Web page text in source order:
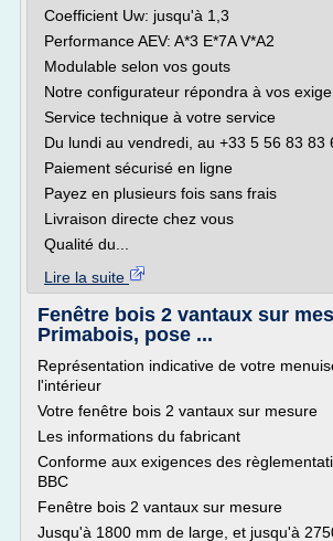
Coefficient Uw: jusqu'à 1,3
Performance AEV: A*3 E*7A V*A2
Modulable selon vos gouts
Notre configurateur répondra à vos
Service technique à votre service
Du lundi au vendredi, au +33 5 56 83 83
Paiement sécurisé en ligne
Payez en plusieurs fois sans frais
Livraison directe chez vous
Qualité du...
Lire la suite
Fenêtre bois 2 vantaux sur
Primabois, pose ...
Représentation indicative de votre
l'intérieur
Votre fenêtre bois 2 vantaux sur mesure
Les informations du fabricant
Conforme aux exigences des
BBC
Fenêtre bois 2 vantaux sur mesure
Jusqu'à 1800 mm de large, et jusqu'à